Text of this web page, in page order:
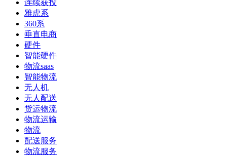
连续获投
雅虎系
360系
垂直电商
硬件
智能硬件
物流saas
智能物流
无人机
无人配送
货运物流
物流运输
物流
配送服务
物流服务